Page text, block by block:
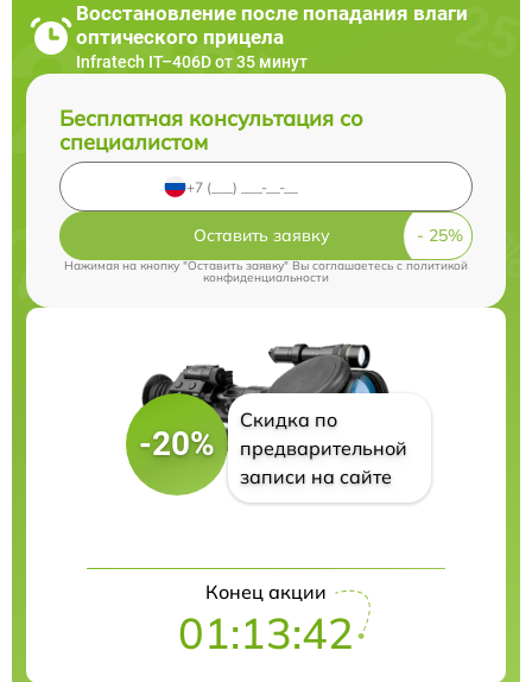
Восстановление после попадания влаги
оптического прицела
Infratech IT–406D от 35 минут
Бесплатная консультация со
специалистом
Оставить заявку
Нажимая на кнопку "Оставить заявку" Вы соглашаетесь cполитикой
конфиденциальности
-20%
Скидка по
предварительной
записи на сайте
Конец акции
01:13:41